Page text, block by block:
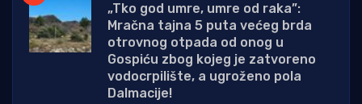
„Tko god umre, umre od raka”:
Mračna tajna 5 puta većeg brda
otrovnog otpada od onog u
Gospiću zbog kojeg je zatvoreno
vodocrpilište, a ugroženo pola
Dalmacije!